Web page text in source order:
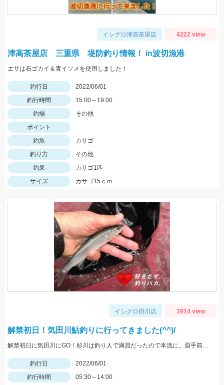
イシグロ津高茶屋店 4222 view
津高茶屋店 三重県 堤防釣り情報！ in波切漁港
エサは石ゴカイ＆青イソメを使用しました！
釣行日
2022/06/01
釣行時間
15:00～19:00
釣場
その他
ポイント
釣魚
カサゴ
釣り方
その他
釣果
カサゴ1匹
サイズ
カサゴ15ｃｍ
イシグロ掛川店 3914 view
解禁初日！気田川鮎釣りに行ってきました(^^)/
解禁初日に気田川にGO！杉川は釣り人で満員だったので本流に。淵手前の良い瀬で美鮎に出会えました♪
釣行日
2022/06/01
釣行時間
05:30～14:00